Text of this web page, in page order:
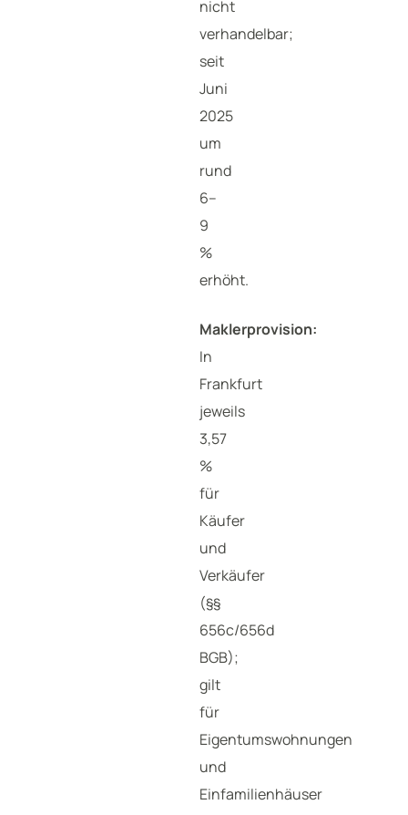
nicht
verhandelbar;
seit
Juni
2025
um
rund
6–
9
%
erhöht.
Maklerprovision:
In
Frankfurt
jeweils
3,57
%
für
Käufer
und
Verkäufer
(§§
656c/656d
BGB);
gilt
für
Eigentumswohnungen
und
Einfamilienhäuser